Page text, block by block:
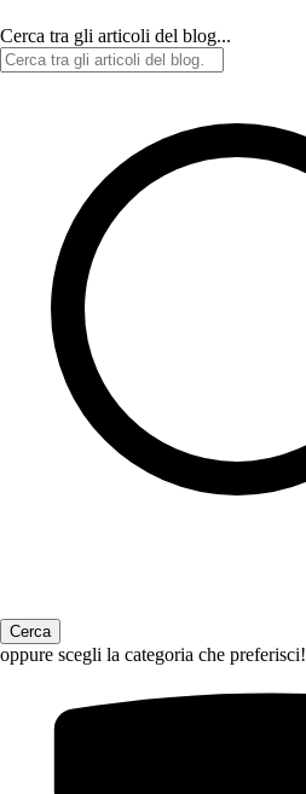
Cerca tra gli articoli del blog...
oppure scegli la categoria che preferisci!